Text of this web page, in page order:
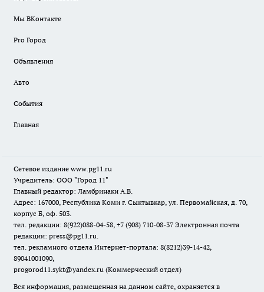
Мы ВКонтакте
Pro Город
Объявления
Авто
События
Главная
Сетевое издание www.pg11.ru
Учредитель: ООО "Город 11"
Главный редактор: Ламбринаки А.В.
Адрес: 167000, Республика Коми г. Сыктывкар, ул. Первомайская, д. 70,
корпус Б, оф. 503.
тел. редакции: 8(922)088-04-58, +7 (908) 710-08-37 Электронная почта
редакции: press@pg11.ru.
тел. рекламного отдела Интернет-портала: 8(8212)39-14-42,
89041001090,
progorod11.sykt@yandex.ru (Коммерческий отдел)
Вся информация, размещенная на данном сайте, охраняется в